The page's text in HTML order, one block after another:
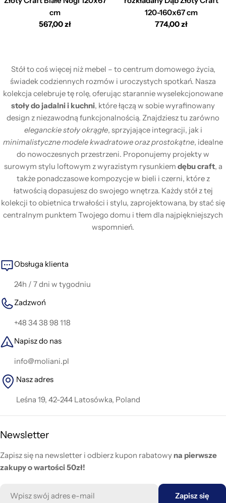
cm
Cena
567,00 zł
120-160x67 cm
Cena
774,00 zł
Stół to coś więcej niż mebel – to centrum domowego życia,
świadek codziennych rozmów i uroczystych spotkań. Nasza
kolekcja celebruje tę rolę, oferując starannie wyselekcjonowane
stoły do jadalni i kuchni, które łączą w sobie wyrafinowany
design z niezawodną funkcjonalnością. Znajdziesz tu zarówno
eleganckie stoły okrągłe, sprzyjające integracji, jak i
minimalistyczne modele kwadratowe oraz prostokątne, idealne
do nowoczesnych przestrzeni. Proponujemy projekty w
surowym stylu loftowym z wyrazistym rysunkiem dębu craft, a
także ponadczasowe kompozycje w bieli i czerni, które z
łatwością dopasujesz do swojego wnętrza. Każdy stół z tej
kolekcji to obietnica trwałości i stylu, zaprojektowana, by stać się
centralnym punktem Twojego domu i tłem dla najpiękniejszych
wspomnień.
Obsługa klienta
24h / 7 dni w tygodniu
Zadzwoń
+48 34 38 98 118
Napisz do nas
info@moliani.pl
Nasz adres
Leśna 19, 42-244 Latosówka, Poland
Newsletter
Zapisz się na newsletter i odbierz kupon rabatowy na pierwsze
zakupy o wartości 50zł!
Zapisz się